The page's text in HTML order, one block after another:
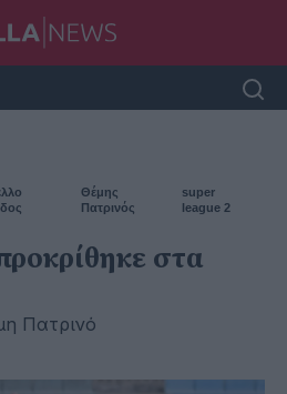
Θέμης
Πατρινός
super
league 2
στα
Πατρινό